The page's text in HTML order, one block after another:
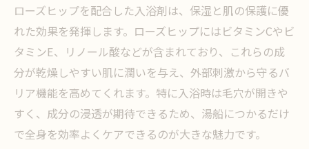
ローズヒップを配合した入浴剤は、保湿と肌の保護に優
れた効果を発揮します。ローズヒップにはビタミンCやビ
タミンE、リノール酸などが含まれており、これらの成
分が乾燥しやすい肌に潤いを与え、外部刺激から守るバ
リア機能を高めてくれます。特に入浴時は毛穴が開きや
すく、成分の浸透が期待できるため、湯船につかるだけ
で全身を効率よくケアできるのが大きな魅力です。